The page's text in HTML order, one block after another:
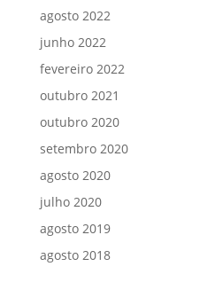
agosto 2022
junho 2022
fevereiro 2022
outubro 2021
outubro 2020
setembro 2020
agosto 2020
julho 2020
agosto 2019
agosto 2018